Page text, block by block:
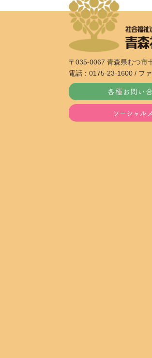
〒035-0067 青森県むつ市
電話：0175-23-1600 / フ
各種お問い
ソーシャル